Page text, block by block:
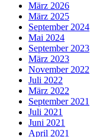
März 2026
März 2025
September 2024
Mai 2024
September 2023
März 2023
November 2022
Juli 2022
März 2022
September 2021
Juli 2021
Juni 2021
April 2021